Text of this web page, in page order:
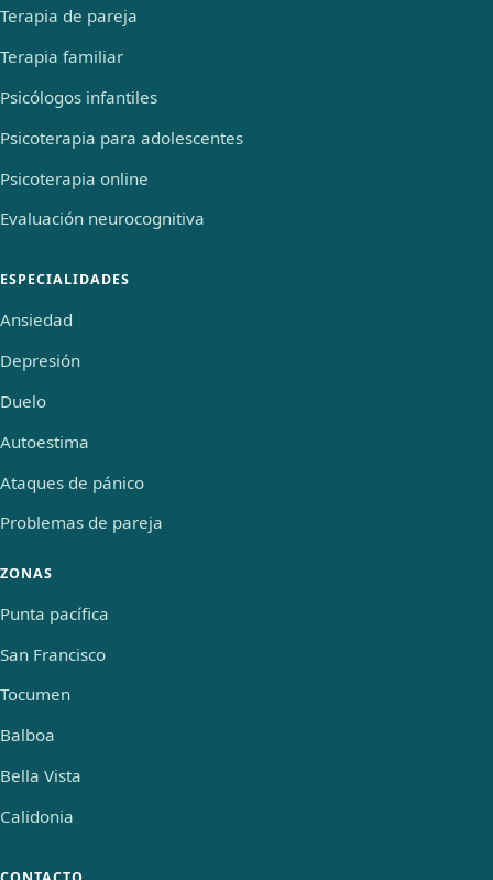
Terapia de pareja
Terapia familiar
Psicólogos infantiles
Psicoterapia para adolescentes
Psicoterapia online
Evaluación neurocognitiva
ESPECIALIDADES
Ansiedad
Depresión
Duelo
Autoestima
Ataques de pánico
Problemas de pareja
ZONAS
Punta pacífica
San Francisco
Tocumen
Balboa
Bella Vista
Calidonia